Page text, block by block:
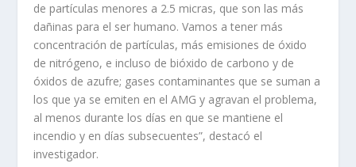
de partículas menores a 2.5 micras, que son las más
dañinas para el ser humano. Vamos a tener más
concentración de partículas, más emisiones de óxido
de nitrógeno, e incluso de bióxido de carbono y de
óxidos de azufre; gases contaminantes que se suman a
los que ya se emiten en el AMG y agravan el problema,
al menos durante los días en que se mantiene el
incendio y en días subsecuentes”, destacó el
investigador.